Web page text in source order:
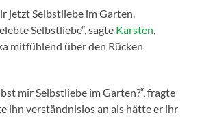
jetzt Selbstliebe im Garten.
Selbstliebe“, sagte Karsten,
mitfühlend über den Rücken
mir Selbstliebe im Garten?“, fragte
ihn verständnislos an als hätte er ihr